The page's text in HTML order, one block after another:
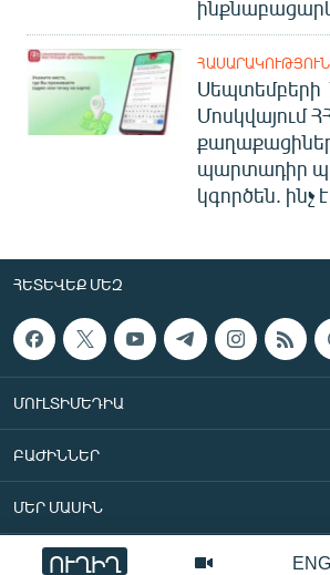
ENG
ՈՒՂԻՂ
ՀԱՍԱՐԱԿՈՒԹՅՈՒՆ
Սեպտեմբերի
Մոսկվայում
պարտադիր
կգործեն. ինչ
ՀԵՏԵՎԵՔ ՄԵԶ
ՄՈՒԼՏԻՄԵԴԻԱ
ԲԱԺԻՆՆԵՐ
ՄԵՐ ՄԱՍԻՆ
«Ազատ Եվրոպա/